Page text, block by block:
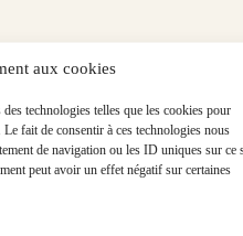
aux cookies
technologies telles que les cookies pour
fait de consentir à ces technologies nous
de navigation ou les ID uniques sur ce
peut avoir un effet négatif sur certaines